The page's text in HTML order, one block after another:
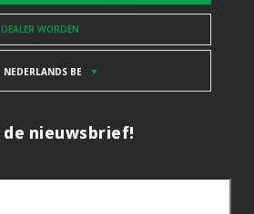
DEALER WORDEN
NEDERLANDS BE
nieuwsbrief!